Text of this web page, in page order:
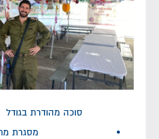
סוכה מהודרת בגודל 6/6 כולל:
מסגרת